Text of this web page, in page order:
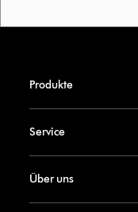
Produkte
Service
Über uns